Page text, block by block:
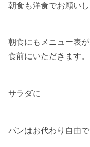
朝食も洋食でお願い
朝食にもメニュー表
食前にいただきます。
サラダに
パンはお代わり自由で